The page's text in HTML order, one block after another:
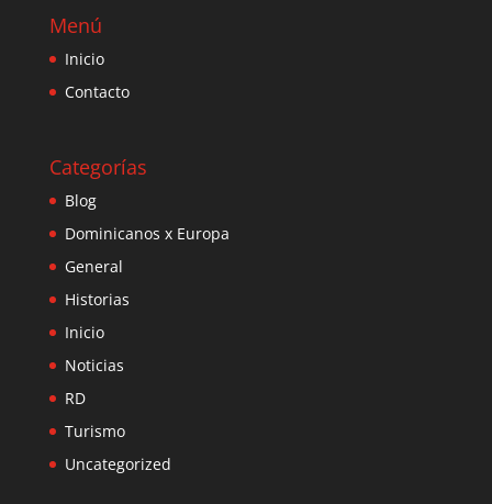
Menú
Inicio
Contacto
Categorías
Blog
Dominicanos x Europa
General
Historias
Inicio
Noticias
RD
Turismo
Uncategorized